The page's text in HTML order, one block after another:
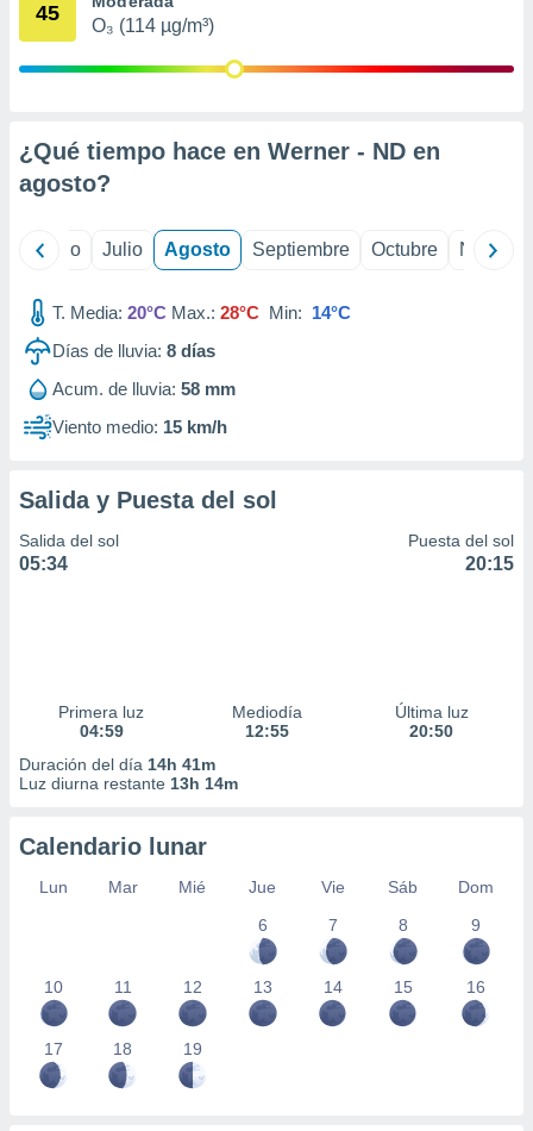
publicidad
1199
45
O₃ (114 µg/m³)
¿Qué tiempo hace en Werner - ND en
agosto?
Junio Julio Agosto Septiembre Octubre
T. Media: 20°C Max.: 28°C Min: 14°C
Días de lluvia: 8 días
Acum. de lluvia: 58 mm
Viento medio: 15 km/h
Salida y Puesta del sol
Salida del sol
05:34
Puesta del sol
20:15
Primera luz
04:59
Mediodía
12:55
Última luz
20:50
Duración del día 14h 41m
Luz diurna restante 13h 14m
Calendario lunar
Lun Mar Mié Jue Vie Sáb
Dom
6
7 8 9
10 11 12 13 14 15 16
17 18 19